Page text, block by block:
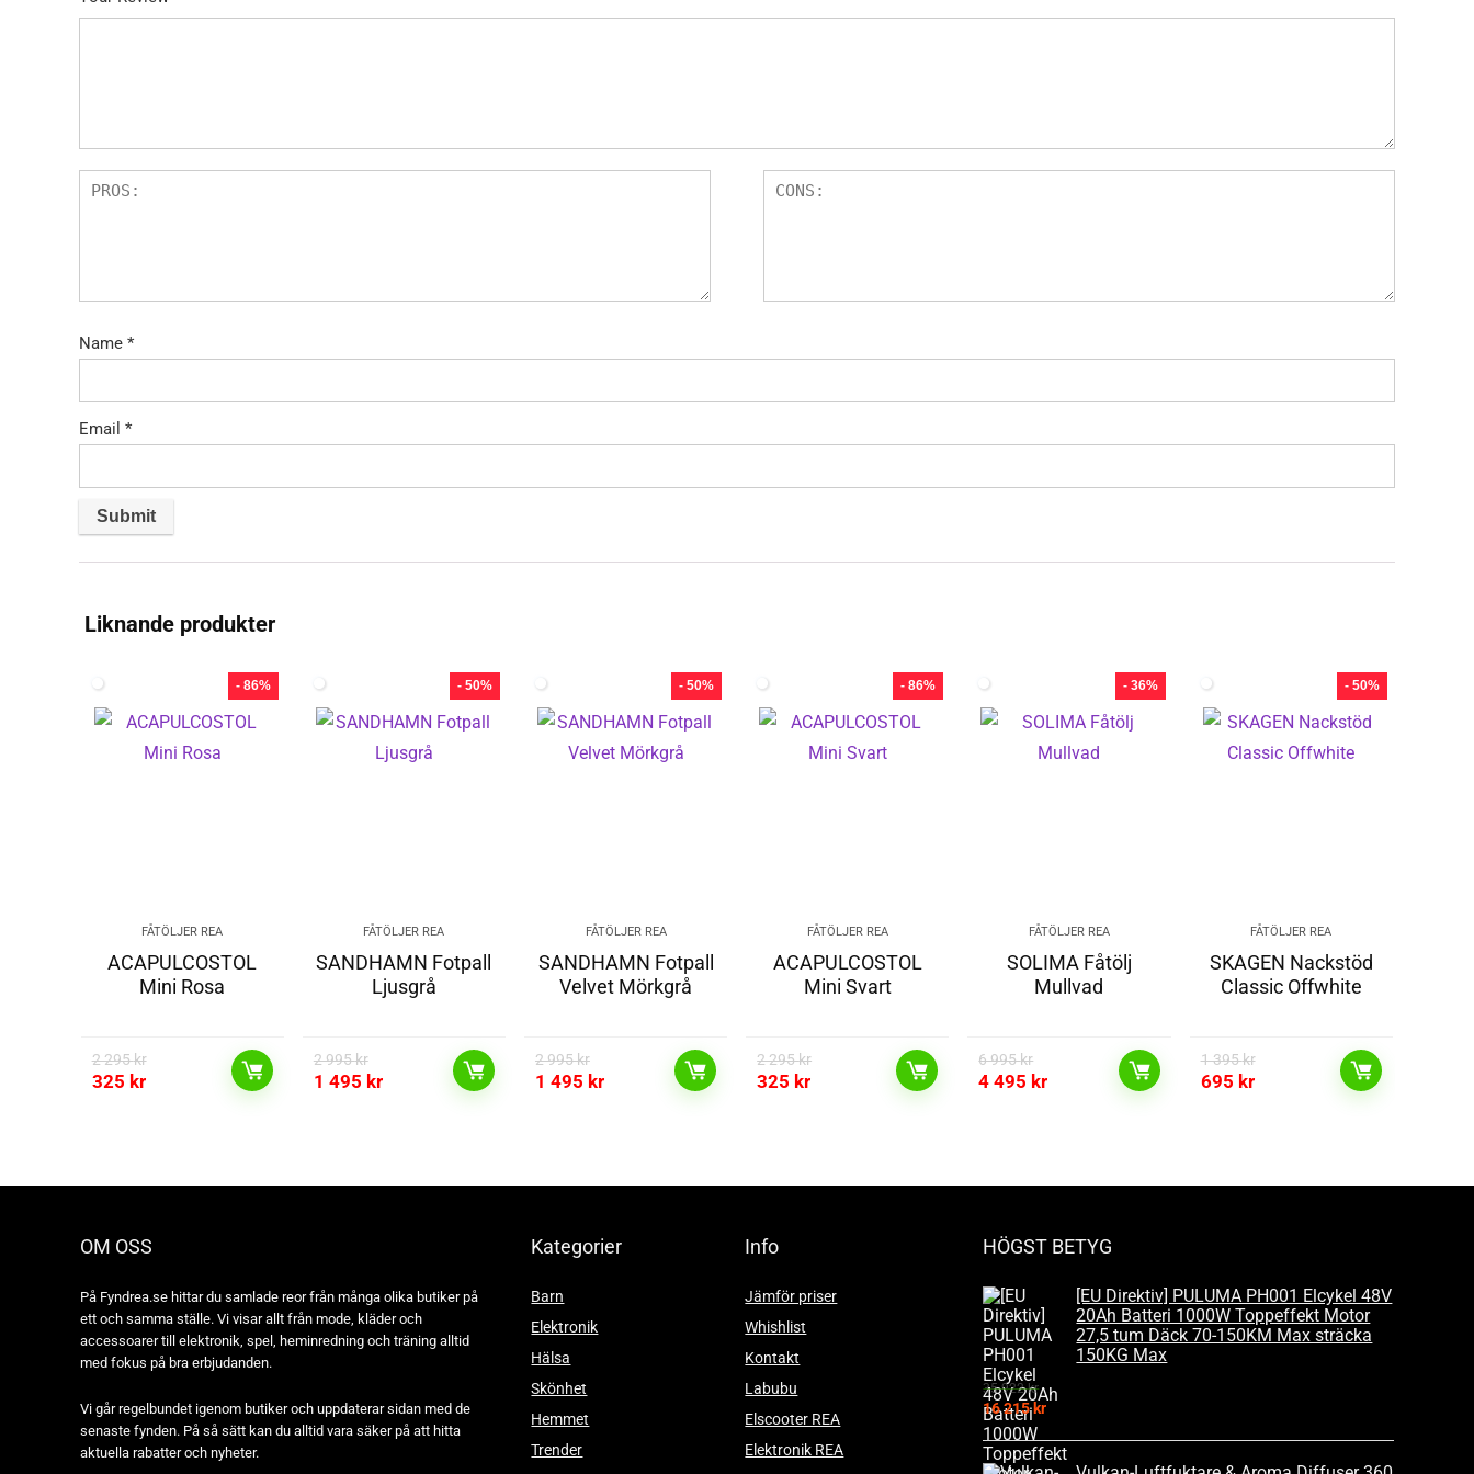
Name *
Email *
Liknande produkter
- 86%
FÅTÖLJER REA
ACAPULCOSTOL
Mini Rosa
2 295kr
325 kr
- 50%
FÅTÖLJER REA
SANDHAMN Fotpall
Ljusgrå
2 995kr
1 495 kr
- 50%
FÅTÖLJER REA
SANDHAMN Fotpall
Velvet Mörkgrå
2 995kr
1 495 kr
- 86%
FÅTÖLJER REA
ACAPULCOSTOL
Mini Svart
2 295kr
325 kr
- 36%
FÅTÖLJER REA
SOLIMA Fåtölj
Mullvad
6 995kr
4 495 kr
- 50%
FÅTÖLJER REA
SKAGEN Nackstöd
Classic Offwhite
1 395kr
695 kr
OM OSS
På Fyndrea.se hittar du samlade reor från många olika butiker på
ett och samma ställe. Vi visar allt från mode, kläder och
accessoarer till elektronik, spel, heminredning och träning alltid
med fokus på bra erbjudanden.
Vi går regelbundet igenom butiker och uppdaterar sidan med de
senaste fynden. På så sätt kan du alltid vara säker på att hitta
aktuella rabatter och nyheter.
Kategorier
Barn
Elektronik
Hälsa
Skönhet
Hemmet
Trender
Info
Jämför priser
Whishlist
Kontakt
Labubu
Elscooter REA
Elektronik REA
HÖGST BETYG
[EU Direktiv] PULUMA PH001 Elcykel 48V
20Ah Batteri 1000W Toppeffekt Motor
27,5 tum Däck 70-150KM Max sträcka
150KG Max
35 922kr
16 215kr